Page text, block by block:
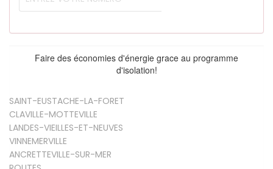
Faire des économies d'énergie grace au programme
d'isolation!
SAINT-EUSTACHE-LA-FORET
CLAVILLE-MOTTEVILLE
LANDES-VIEILLES-ET-NEUVES
VINNEMERVILLE
ANCRETTEVILLE-SUR-MER